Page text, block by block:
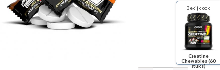
Bekijk ook
Creatine
Chewables (60
stuks)